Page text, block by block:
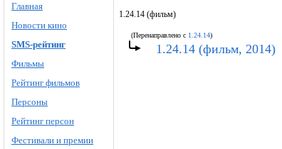
Главная
Новости кино
SMS-рейтинг
Фильмы
Рейтинг фильмов
Персоны
Рейтинг персон
Фестивали и премии
1.24.14 (фильм)
(Перенаправлено с 1.24.14)
1.24.14 (фильм, 2014)